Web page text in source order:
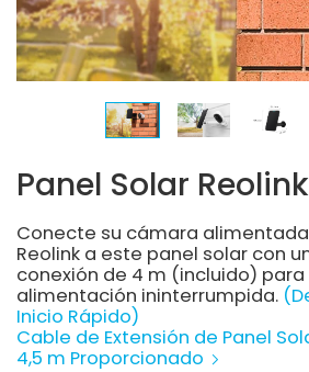
Panel Solar Reolink
Conecte su cámara
Reolink a este panel solar con
conexión de 4 m (incluido)
alimentación ininterrumpida.
Inicio Rápido)
Cable de Extensión de Panel
4,5 m Proporcionado